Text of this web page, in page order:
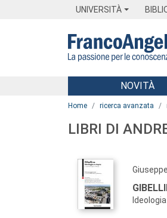
UNIVERSITÀ
Menu
NOVITÀ
Home ricerca avanzata
LIBRI DI